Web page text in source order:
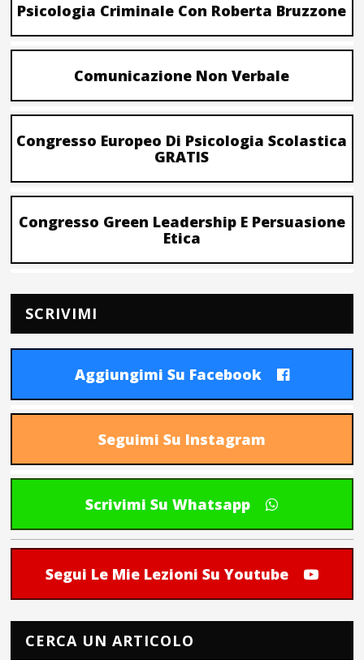
Psicologia Criminale Con Roberta Bruzzone
Comunicazione Non Verbale
Congresso Europeo Di Psicologia Scolastica
GRATIS
Congresso Green Leadership E Persuasione
Etica
SCRIVIMI
Aggiungimi Su Facebook
Seguimi Su Instagram
Scrivimi Su Whatsapp
Segui Le Mie Lezioni Su Youtube
CERCA UN ARTICOLO